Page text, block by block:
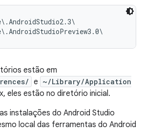
estão em
e ~/Library/Application
eles estão no diretório inicial.
instalações do Android Studio
local das ferramentas do Android